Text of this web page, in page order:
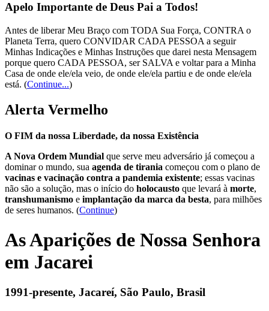
Apelo Importante de Deus Pai a Todos!
Antes de liberar Meu Braço com TODA Sua Força, CONTRA o
Planeta Terra, quero CONVIDAR CADA PESSOA a seguir
Minhas Indicações e Minhas Instruções que darei nesta Mensagem
porque quero CADA PESSOA, ser SALVA e voltar para a Minha
Casa de onde ele/ela veio, de onde ele/ela partiu e de onde ele/ela
está. (Continue...)
Alerta Vermelho
O FIM da nossa Liberdade, da nossa Existência
A Nova Ordem Mundial que serve meu adversário já começou a
dominar o mundo, sua agenda de tirania começou com o plano de
vacinas e vacinação contra a pandemia existente; essas vacinas
não são a solução, mas o início do holocausto que levará à morte,
transhumanismo e implantação da marca da besta, para milhões
de seres humanos. (Continue)
As Aparições de Nossa Senhora
em Jacarei
1991-presente, Jacareí, São Paulo, Brasil